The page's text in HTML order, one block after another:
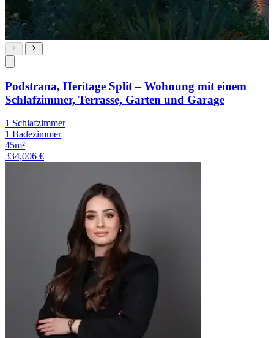
Podstrana, Heritage Split – Wohnung mit einem
Schlafzimmer, Terrasse, Garten und Garage
1 Schlafzimmer
1 Badezimmer
45m²
334,006 €